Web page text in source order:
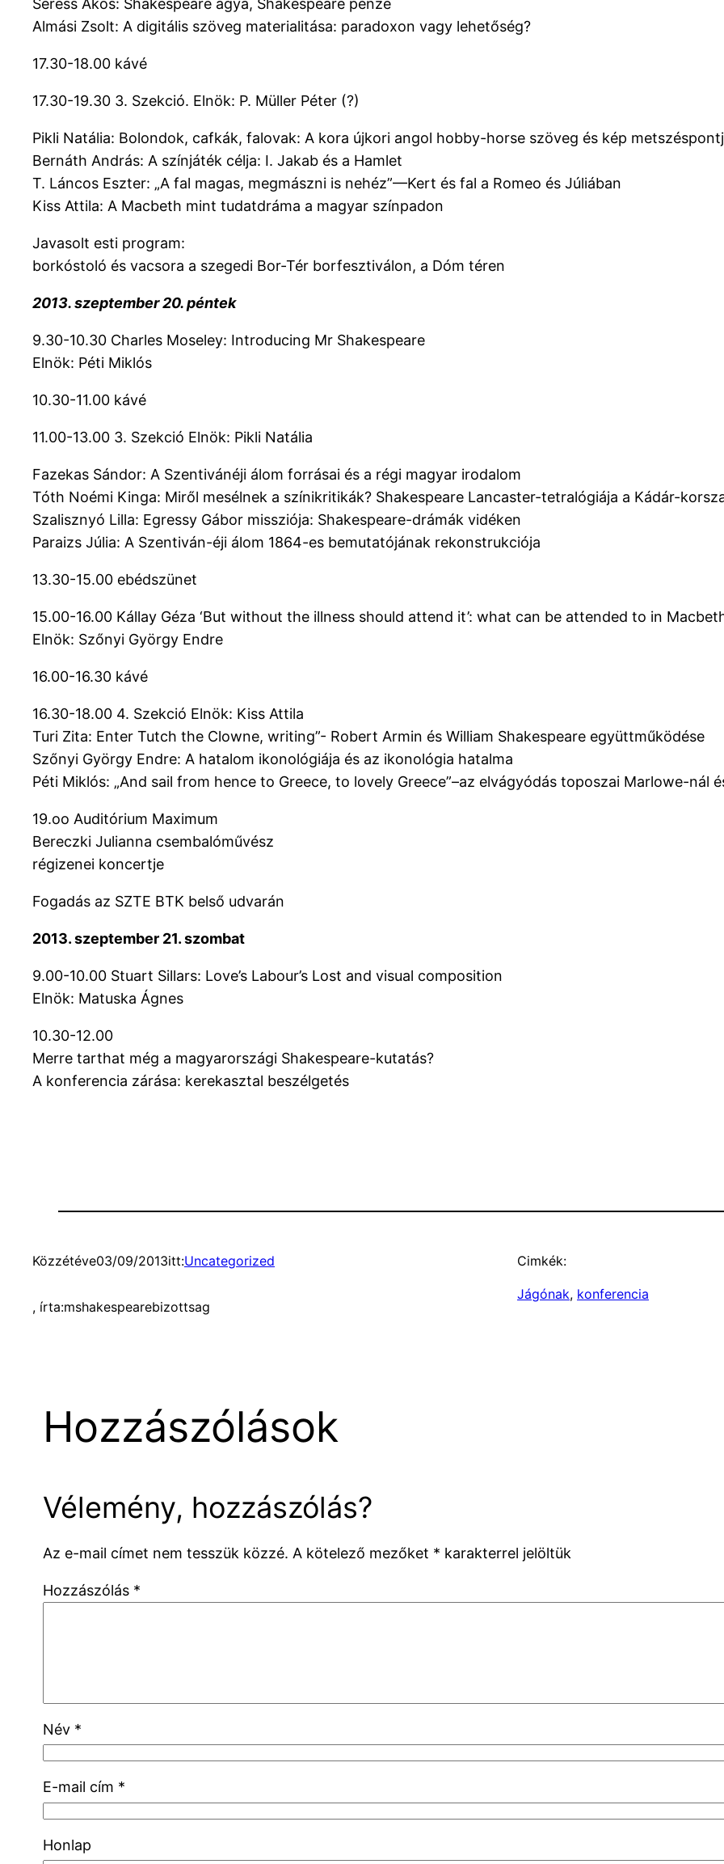
Seress Ákos: Shakespeare agya, Shakespeare pénze
Almási Zsolt: A digitális szöveg materialitása: paradoxon vagy lehetőség?
17.30-18.00 kávé
17.30-19.30 3. Szekció. Elnök: P. Müller Péter (?)
Pikli Natália: Bolondok, cafkák, falovak: A kora újkori angol hobby-horse szöveg és kép
Bernáth András: A színjáték célja: I. Jakab és a Hamlet
T. Láncos Eszter: „A fal magas, megmászni is nehéz”—Kert és fal a Romeo és Júliában
Kiss Attila: A Macbeth mint tudatdráma a magyar színpadon
Javasolt esti program:
borkóstoló és vacsora a szegedi Bor-Tér borfesztiválon, a Dóm téren
2013. szeptember 20. péntek
9.30-10.30 Charles Moseley: Introducing Mr Shakespeare
Elnök: Péti Miklós
10.30-11.00 kávé
11.00-13.00 3. Szekció Elnök: Pikli Natália
Fazekas Sándor: A Szentivánéji álom forrásai és a régi magyar irodalom
Tóth Noémi Kinga: Miről mesélnek a színikritikák? Shakespeare Lancaster-tetralógiája a Kádár-
Szalisznyó Lilla: Egressy Gábor missziója: Shakespeare-drámák vidéken
Paraizs Júlia: A Szentiván-éji álom 1864-es bemutatójának rekonstrukciója
13.30-15.00 ebédszünet
15.00-16.00 Kállay Géza ‘But without the illness should attend it’: what can be attended to in
Elnök: Szőnyi György Endre
16.00-16.30 kávé
16.30-18.00 4. Szekció Elnök: Kiss Attila
Turi Zita: Enter Tutch the Clowne, writing”- Robert Armin és William Shakespeare együttműködése
Szőnyi György Endre: A hatalom ikonológiája és az ikonológia hatalma
Péti Miklós: „And sail from hence to Greece, to lovely Greece”–az elvágyódás toposzai Marlowe-nál
19.oo Auditórium Maximum
Bereczki Julianna csembalóművész
régizenei koncertje
Fogadás az SZTE BTK belső udvarán
2013. szeptember 21. szombat
9.00-10.00 Stuart Sillars: Love’s Labour’s Lost and visual composition
Elnök: Matuska Ágnes
10.30-12.00
Merre tarthat még a magyarországi Shakespeare-kutatás?
A konferencia zárása: kerekasztal beszélgetés
Közzétéve03/09/2013itt:Uncategorized
, írta:mshakespearebizottsag
Cimkék:
Jágónak, konferencia
Hozzászólások
Vélemény, hozzászólás?
Az e-mail címet nem tesszük közzé. A kötelező mezőket * karakterrel jelöltük
Hozzászólás *
Név *
E-mail cím *
Honlap